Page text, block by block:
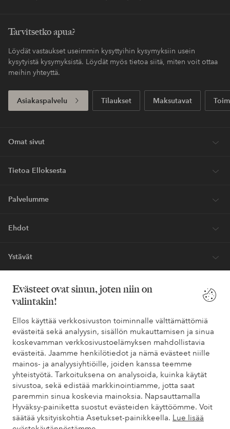
Evästeet ovat sinun, joten niin on
valintakin!
Ellos käyttää verkkosivuston toiminnalle välttämättömiä
evästeitä sekä analyysin, sisällön mukauttamisen ja sinua
koskevamman verkkosivustoelämyksen mahdollistavia
evästeitä. Jaamme henkilötiedot ja nämä evästeet niille
mainos- ja analyysiyhtiöille, joiden kanssa teemme
yhteistyötä. Tarkoituksena on analysoida, kuinka käytät
sivustoa, sekä edistää markkinointiamme, jotta saat
paremmin sinua koskevia mainoksia. Napsauttamalla
Hyväksy-painiketta suostut evästeiden käyttöömme. Voit
säätää yksityiskohtia Asetukset-painikkeella. Lue lisää
Tarvitsetko apua?
Löydät vastaukset useimmin kysyttyihin kysymyksiin usein
kysytyistä kysymyksistä. Löydät myös tietoa siitä, miten voit ottaa
meihin yhteyttä.
Asiakaspalvelu Tilaukset Maksutavat
Omat sivut
Tietoa Elloksesta
Palvelumme
Ehdot
Ystävät
Turvalliset maksut – maksa nyt tai erissä
Haluatko tietää
lisää maksuvaihtoehdoistamme
elpy elpy
Suomi - Valitse maa
Facebook Instagram Pinterest Youtube